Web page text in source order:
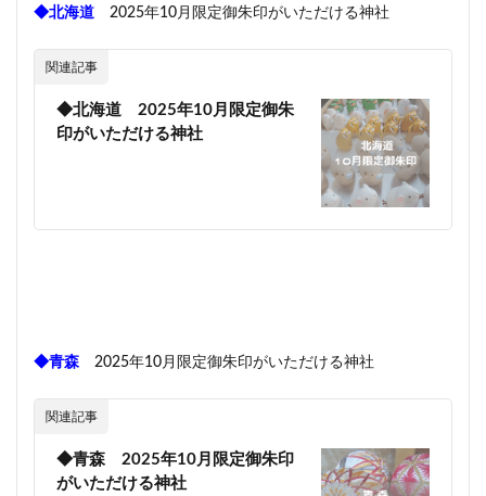
◆北海道 2025年10月限定御朱印がいただける神社
関連記事
◆北海道 2025年10月限定御朱
印がいただける神社
◆青森 2025年10月限定御朱印がいただける神社
関連記事
◆青森 2025年10月限定御朱印
がいただける神社